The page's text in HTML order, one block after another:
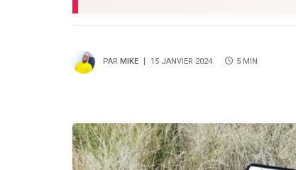
PAR MIKE 15 JANVIER 2024 5 MIN